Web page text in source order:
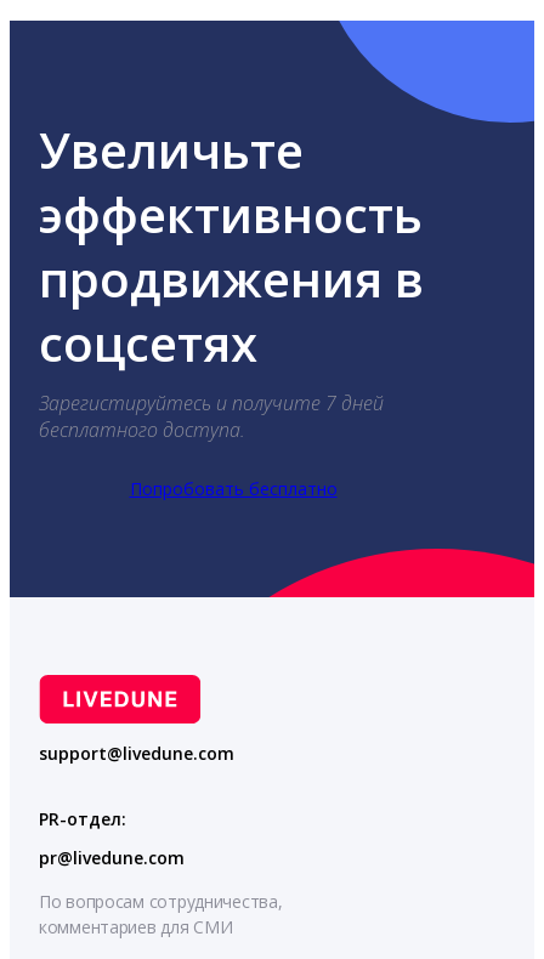
Увеличьте
эффективность
продвижения в
соцсетях
Зарегистируйтесь и получите 7 дней
бесплатного доступа.
Попробовать бесплатно
support@livedune.com
PR-отдел:
pr@livedune.com
По вопросам сотрудничества,
комментариев для СМИ